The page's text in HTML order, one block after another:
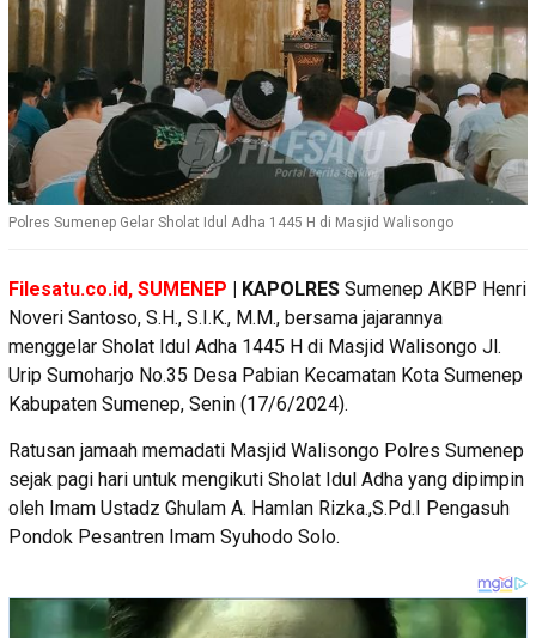
Polres Sumenep Gelar Sholat Idul Adha 1445 H di Masjid Walisongo
Filesatu.co.id, SUMENEP | KAPOLRES Sumenep AKBP Henri
Noveri Santoso, S.H., S.I.K., M.M., bersama jajarannya
menggelar Sholat Idul Adha 1445 H di Masjid Walisongo Jl.
Urip Sumoharjo No.35 Desa Pabian Kecamatan Kota Sumenep
Kabupaten Sumenep, Senin (17/6/2024).
Ratusan jamaah memadati Masjid Walisongo Polres Sumenep
sejak pagi hari untuk mengikuti Sholat Idul Adha yang dipimpin
oleh Imam Ustadz Ghulam A. Hamlan Rizka.,S.Pd.I Pengasuh
Pondok Pesantren Imam Syuhodo Solo.